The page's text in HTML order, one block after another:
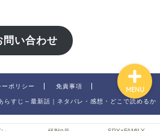
問い合わせ
ポリシー 免責事項
すじ～最新話｜ネタバレ・感想・どこで読めるか
MENU